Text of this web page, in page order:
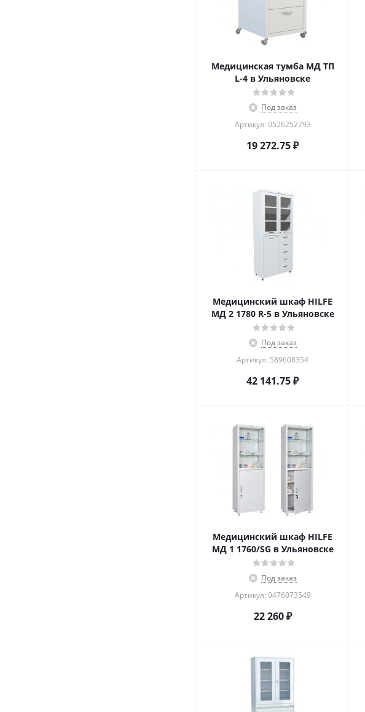
Медицинская тумба МД ТП
L-4 в Ульяновске
Под заказ
Артикул: 0526252793
19 272.75₽
Медицинский шкаф HILFE
МД 2 1780 R-5 в Ульяновске
Под заказ
Артикул: 589608354
42 141.75₽
Медицинский шкаф HILFE
МД 1 1760/SG в Ульяновске
Под заказ
Артикул: 0476073549
22 260₽